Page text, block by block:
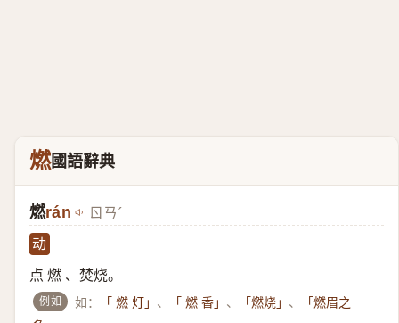
燃國語辭典
燃rán ㄖㄢˊ
动
点 燃 、焚烧。
例如 如： 「 燃 灯」 、 「 燃 香」 、 「燃烧」 、
「燃眉之